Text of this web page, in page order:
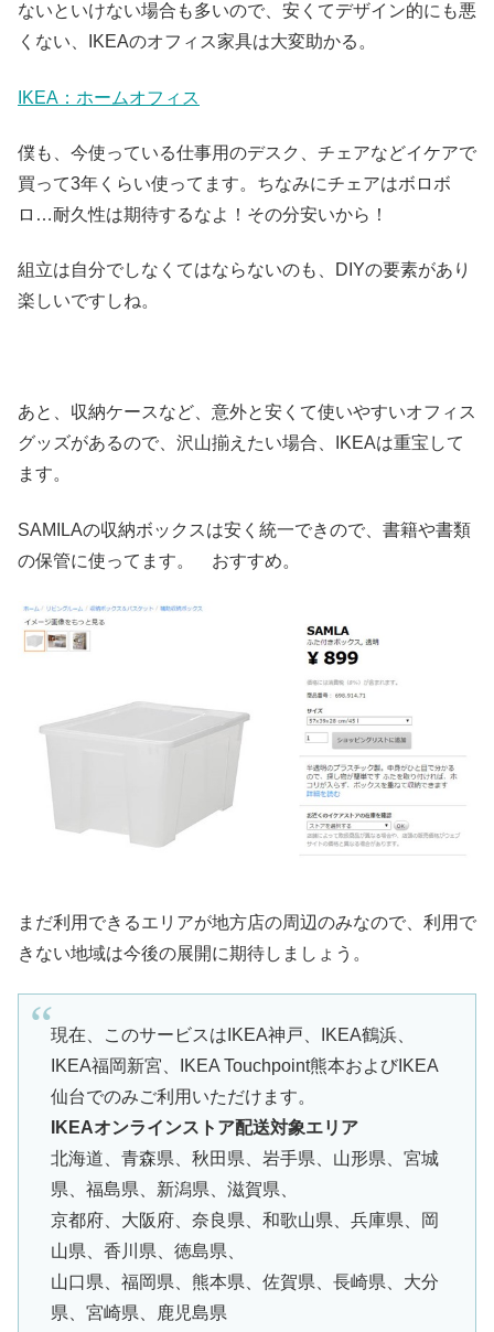
ないといけない場合も多いので、安くてデザイン的にも悪
くない、IKEAのオフィス家具は大変助かる。
IKEA：ホームオフィス
僕も、今使っている仕事用のデスク、チェアなどイケアで
買って3年くらい使ってます。ちなみにチェアはボロボ
ロ…耐久性は期待するなよ！その分安いから！
組立は自分でしなくてはならないのも、DIYの要素があり
楽しいですしね。
あと、収納ケースなど、意外と安くて使いやすいオフィス
グッズがあるので、沢山揃えたい場合、IKEAは重宝して
ます。
SAMILAの収納ボックスは安く統一できので、書籍や書類
の保管に使ってます。 おすすめ。
まだ利用できるエリアが地方店の周辺のみなので、利用で
きない地域は今後の展開に期待しましょう。
現在、このサービスはIKEA神戸、IKEA鶴浜、
IKEA福岡新宮、IKEA Touchpoint熊本およびIKEA
仙台でのみご利用いただけます。
IKEAオンラインストア配送対象エリア
北海道、青森県、秋田県、岩手県、山形県、宮城
県、福島県、新潟県、滋賀県、
京都府、大阪府、奈良県、和歌山県、兵庫県、岡
山県、香川県、徳島県、
山口県、福岡県、熊本県、佐賀県、長崎県、大分
県、宮崎県、鹿児島県